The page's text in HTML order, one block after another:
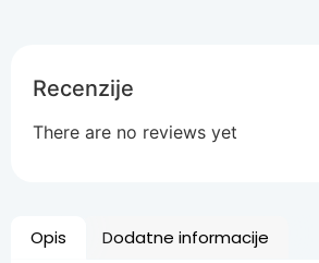
Opis Dodatne informacije
Recenzije
There are no reviews yet